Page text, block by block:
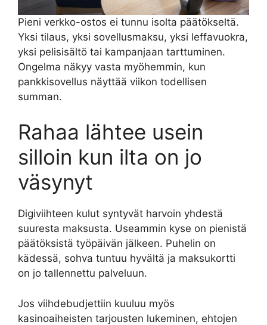
Pieni verkko-ostos ei tunnu isolta päätökseltä.
Yksi tilaus, yksi sovellusmaksu, yksi leffavuokra,
yksi pelisisältö tai kampanjaan tarttuminen.
Ongelma näkyy vasta myöhemmin, kun
pankkisovellus näyttää viikon todellisen
summan.
Rahaa lähtee usein
silloin kun ilta on jo
väsynyt
Digiviihteen kulut syntyvät harvoin yhdestä
suuresta maksusta. Useammin kyse on pienistä
päätöksistä työpäivän jälkeen. Puhelin on
kädessä, sohva tuntuu hyvältä ja maksukortti
on jo tallennettu palveluun.
Jos viihdebudjettiin kuuluu myös
kasinoaiheisten tarjousten lukeminen, ehtojen